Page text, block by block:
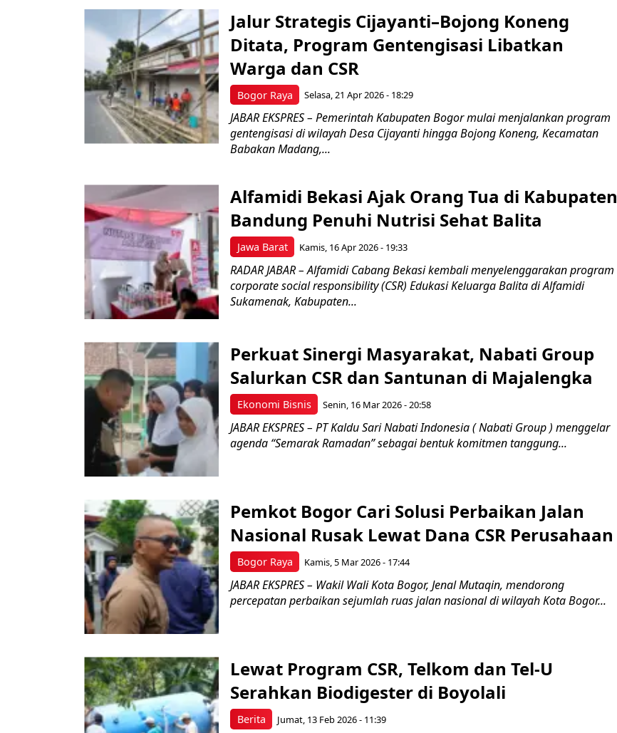
Bogor Raya
Jalur Strategis Cijayanti–Bojong Koneng
Ditata, Program Gentengisasi Libatkan
Warga dan CSR
Selasa, 21 Apr 2026 - 18:29
JABAR EKSPRES – Pemerintah Kabupaten Bogor mulai menjalankan program
gentengisasi di wilayah Desa Cijayanti hingga Bojong Koneng, Kecamatan
Babakan Madang,...
Jawa Barat
Alfamidi Bekasi Ajak Orang Tua di Kabupaten
Bandung Penuhi Nutrisi Sehat Balita
Kamis, 16 Apr 2026 - 19:33
RADAR JABAR – Alfamidi Cabang Bekasi kembali menyelenggarakan program
corporate social responsibility (CSR) Edukasi Keluarga Balita di Alfamidi
Sukamenak, Kabupaten...
Ekonomi Bisnis
Perkuat Sinergi Masyarakat, Nabati Group
Salurkan CSR dan Santunan di Majalengka
Senin, 16 Mar 2026 - 20:58
JABAR EKSPRES – PT Kaldu Sari Nabati Indonesia ( Nabati Group ) menggelar
agenda “Semarak Ramadan” sebagai bentuk komitmen tanggung...
Bogor Raya
Pemkot Bogor Cari Solusi Perbaikan Jalan
Nasional Rusak Lewat Dana CSR Perusahaan
Kamis, 5 Mar 2026 - 17:44
JABAR EKSPRES – Wakil Wali Kota Bogor, Jenal Mutaqin, mendorong
percepatan perbaikan sejumlah ruas jalan nasional di wilayah Kota Bogor...
Berita
Lewat Program CSR, Telkom dan Tel-U
Serahkan Biodigester di Boyolali
Jumat, 13 Feb 2026 - 11:39